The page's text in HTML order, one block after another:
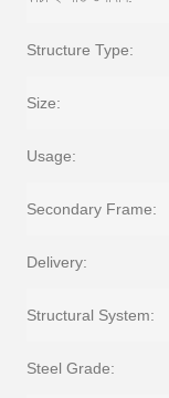
Structure Type:
Size:
Usage:
Secondary Frame:
Delivery:
Structural System:
Steel Grade: